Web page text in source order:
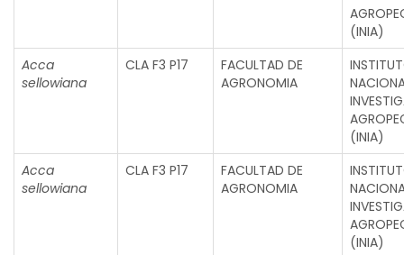
(INIA)
Acca
sellowiana
CLA F3 P17
FACULTAD DE
AGRONOMIA
(INIA)
Acca
sellowiana
CLA F3 P17
FACULTAD DE
AGRONOMIA
(INIA)